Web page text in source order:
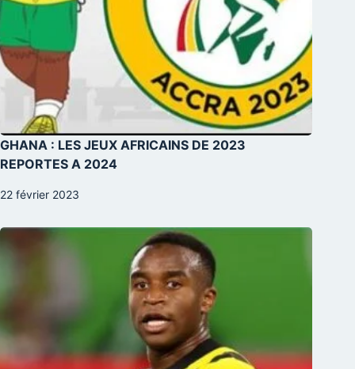
GHANA : LES JEUX AFRICAINS DE 2023
REPORTES A 2024
22 février 2023